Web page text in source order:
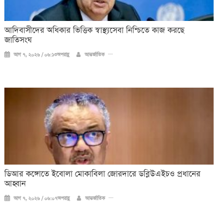
আদিবাসীদের অধিকার ভিত্তিক স্বাস্থ্যসেবা নিশ্চিতে কাজ করছে
জাতিসংঘ
আগ ৭, ২০২৬ / ০৬:১৩অপরাহ্ণ আন্তর্জাতিক
ডিআর কঙ্গোতে ইবোলা মোকাবিলা জোরদারে ডব্লিউএইচও প্রধানের
আহ্বান
আগ ৭, ২০২৬ / ০৬:০৭অপরাহ্ণ আন্তর্জাতিক